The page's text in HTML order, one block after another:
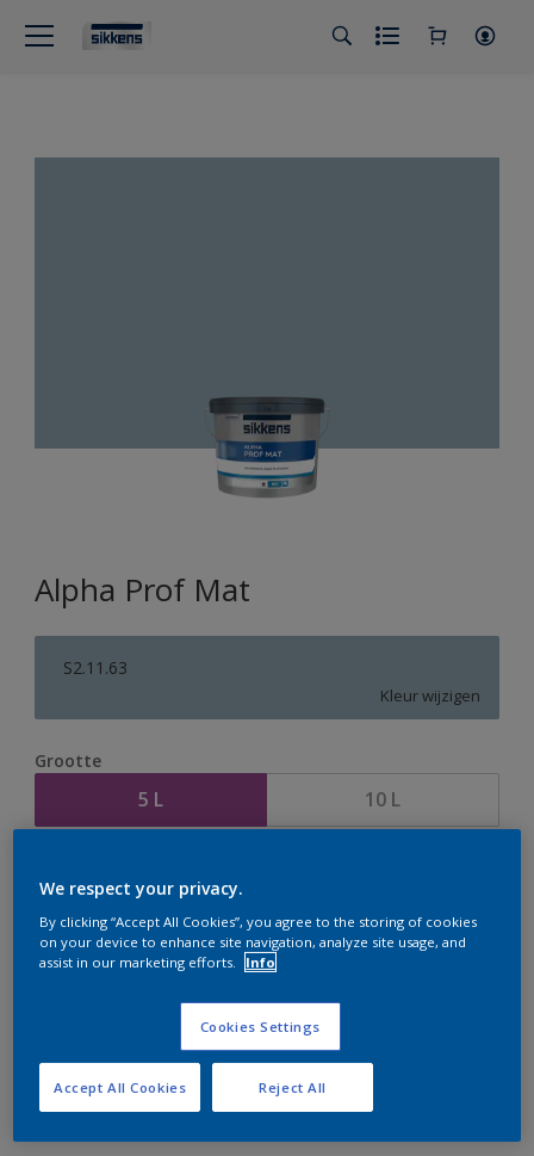
Alpha Prof Mat
S2.11.63
Kleur wijzigen
Grootte
5 L 10 L
Bereken
Op dit moment is het niet mogelijk dit product online
te bestellen. Houd de website in de gaten, we werken
er hard aan om de voorraad aan te vullen.
We respect your privacy.
By clicking “Accept All Cookies”, you agree to the storing of cookies
on your device to enhance site navigation, analyze site usage, and
assist in our marketing efforts.
Info
Cookies Settings
Reject All
Accept All Cookies